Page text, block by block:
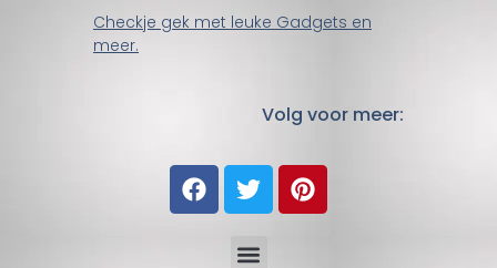
Checkje gek met leuke Gadgets en
meer.
Volg voor meer: